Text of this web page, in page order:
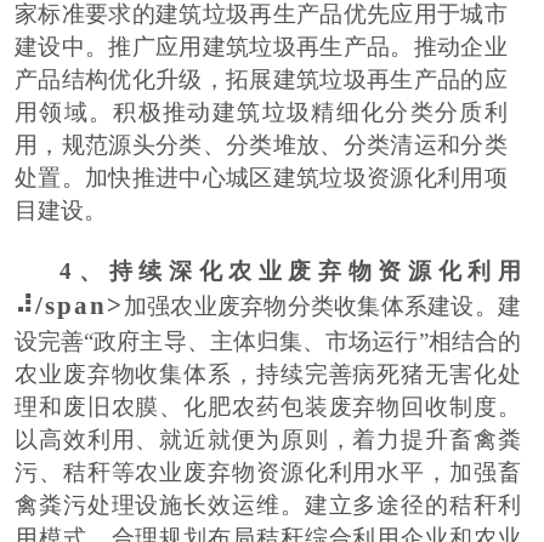
家标准要求的建筑垃圾再生产品优先应用于城市
建设中。推广应用建筑垃圾再生产品。推动企业
产品结构优化升级，拓展建筑垃圾再生产品的应
用领域。积极推动建筑垃圾精细化分类分质利
用，规范源头分类、分类堆放、分类清运和分类
处置。加快推进中心城区建筑垃圾资源化利用项
目建设。
4 、持续深化农业废弃物资源化利用
⠼/span>加强农业废弃物分类收集体系建设。建
设完善“政府主导、主体归集、市场运行”相结合的
农业废弃物收集体系，持续完善病死猪无害化处
理和废旧农膜、化肥农药包装废弃物回收制度。
以高效利用、就近就便为原则，着力提升畜禽粪
污、秸秆等农业废弃物资源化利用水平，加强畜
禽粪污处理设施长效运维。建立多途径的秸秆利